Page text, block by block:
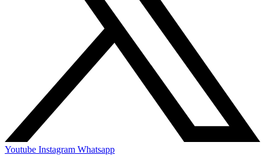
Youtube Instagram Whatsapp